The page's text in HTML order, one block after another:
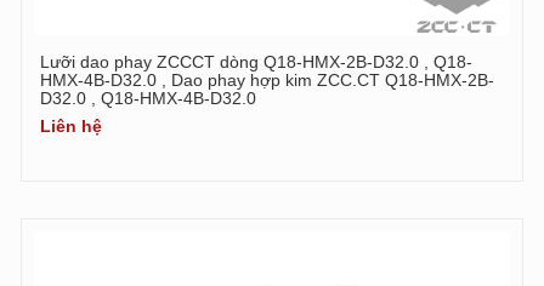
Lưỡi dao phay ZCCCT dòng Q18-HMX-2B-D32.0 , Q18-
HMX-4B-D32.0 , Dao phay hợp kim ZCC.CT Q18-HMX-2B-
D32.0 , Q18-HMX-4B-D32.0
Liên hệ